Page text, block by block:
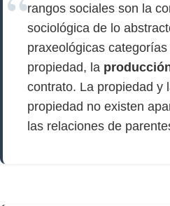
rangos sociales son la
sociológica de lo
praxeológicas
propiedad, la
contrato. La propiedad y
propiedad no existen
las relaciones de